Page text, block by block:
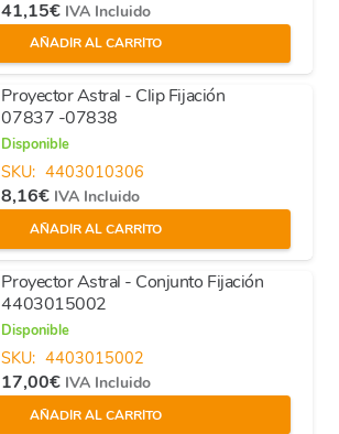
41,15€ IVA Incluido
AÑADIR AL CARRITO
Proyector Astral - Clip Fijación
07837 -07838
Disponible
SKU: 4403010306
8,16€ IVA Incluido
AÑADIR AL CARRITO
Proyector Astral - Conjunto Fijación
4403015002
Disponible
SKU: 4403015002
17,00€ IVA Incluido
AÑADIR AL CARRITO